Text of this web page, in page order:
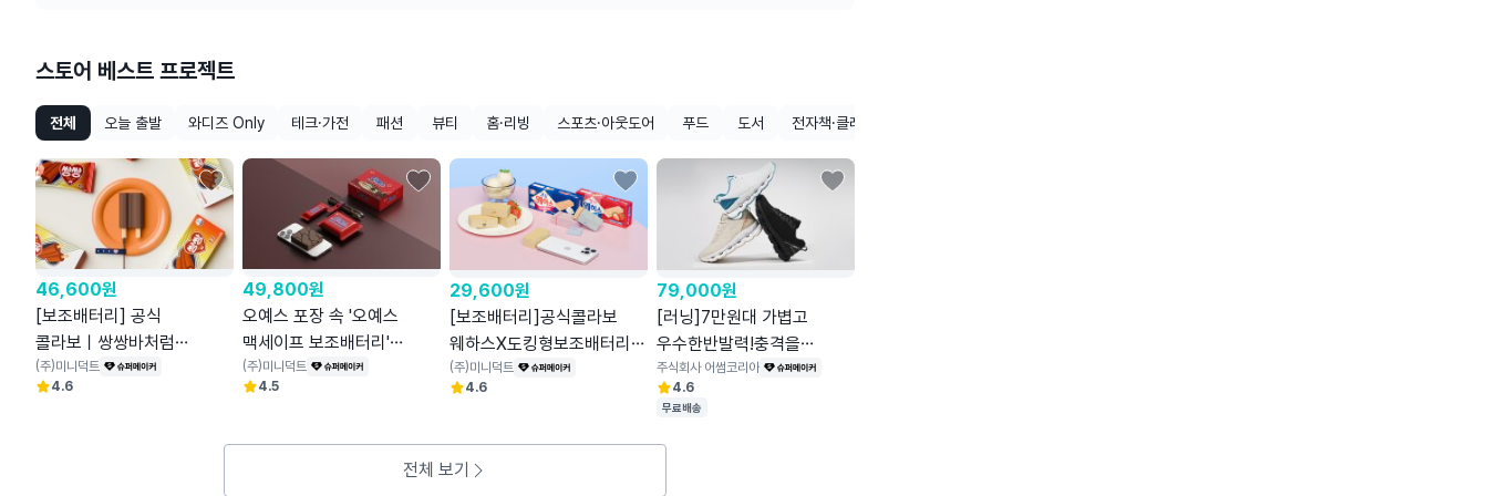
스토어 베스트 프로젝트
전체 오늘 출발 와디즈 Only 테크·가전 패션 뷰티 홈·리빙 스포츠·아웃도어 푸드 도서 전자책·클래스
46,600원
[보조배터리] 공식
콜라보ㅣ쌍쌍바처럼
나눠쓰는 손난로
+보조배터리ㅣ쌍쌍바
(주)미니덕트
4.6
49,800원
오예스 포장 속 '오예스
맥세이프 보조배터리'
[해태제과 공식콜라보]
(주)미니덕트
4.5
29,600원
[보조배터리]공식콜라보
웨하스X도킹형보조배터리ㅣ
포장부터 향까지재현했어요!
(주)미니덕트
4.6
79,000원
[러닝]7만원대 가볍고
우수한반발력!충격을
추진력으로 전환
하이테크러닝화
주식회사 어썸코리아
4.6
무료배송
전체 보기